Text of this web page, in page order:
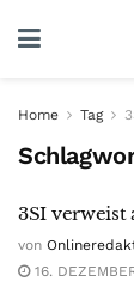
Home Tag
3SI verweist
von
16.